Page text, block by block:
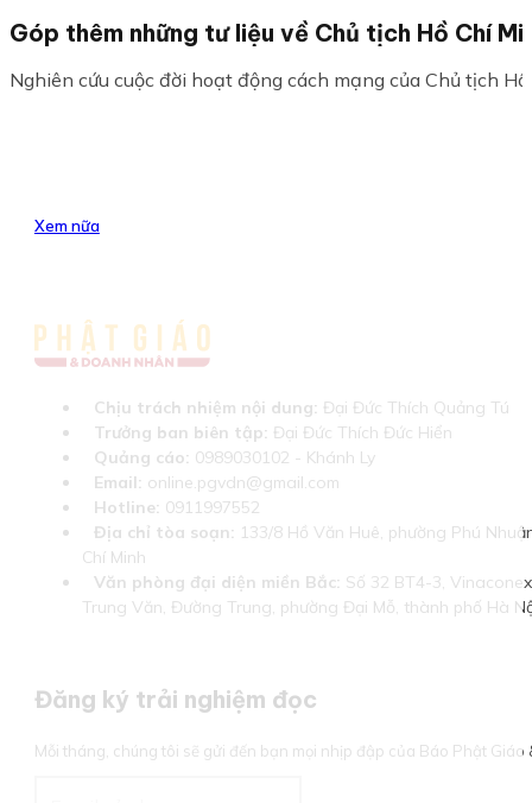
Góp thêm những tư liệu về Chủ tịch Hồ Chí
Nghiên cứu cuộc đời hoạt động cách mạng của Chủ tịch
Xem nữa
Chịu trách nhiệm nội dung: Đại Đức Thích Quảng Tú
Trưởng ban biên tập: Đại Đức Thích Đức Hiển
Quảng cáo: 0989030102 - Khánh Ly
Email: online.pgvdn@gmail.com
Hotline: 0911997552
Địa chỉ tòa soạn: 133/8 Hồ Văn Huê, phường Phú
Chí Minh
Văn phòng đại diện miền Bắc: Số 32 BT4-3,
Trung Văn, Đường Trung, phường Đại Mỗ, thành phố Hà
Đăng ký trải nghiệm đọc
Mỗi tháng, chúng tôi sẽ gửi đến bạn mọi nhịp đập của Báo Phật Giáo